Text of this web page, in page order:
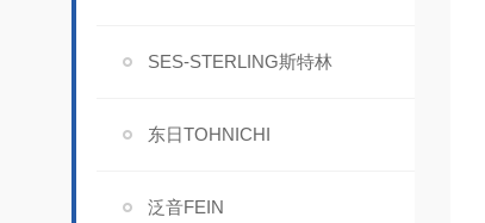
SES-STERLING斯特林
东日TOHNICHI
泛音FEIN